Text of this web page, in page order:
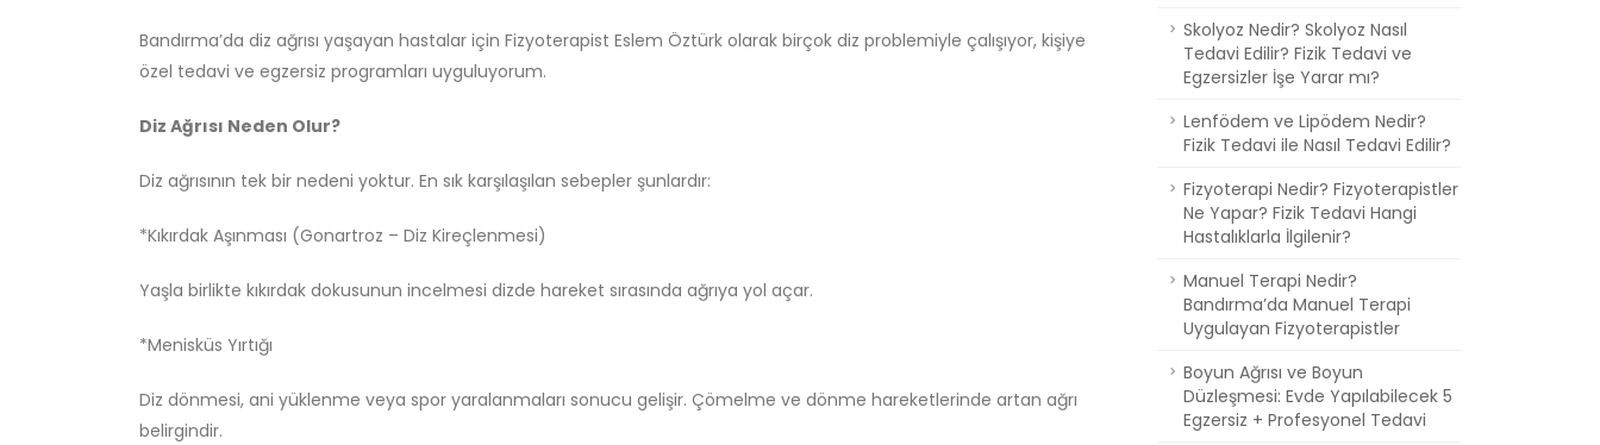
Bandırma’da diz ağrısı yaşayan hastalar için Fizyoterapist Eslem Öztürk olarak birçok diz problemiyle çalışıyor, kişiye
özel tedavi ve egzersiz programları uyguluyorum.
Diz Ağrısı Neden Olur?
Diz ağrısının tek bir nedeni yoktur. En sık karşılaşılan sebepler şunlardır:
*Kıkırdak Aşınması (Gonartroz – Diz Kireçlenmesi)
Yaşla birlikte kıkırdak dokusunun incelmesi dizde hareket sırasında ağrıya yol açar.
*Menisküs Yırtığı
Diz dönmesi, ani yüklenme veya spor yaralanmaları sonucu gelişir. Çömelme ve dönme hareketlerinde artan ağrı
belirgindir.
Skolyoz Nedir? Skolyoz Nasıl
Tedavi Edilir? Fizik Tedavi ve
Egzersizler İşe Yarar mı?
Lenfödem ve Lipödem Nedir?
Fizik Tedavi ile Nasıl Tedavi Edilir?
Fizyoterapi Nedir? Fizyoterapistler
Ne Yapar? Fizik Tedavi Hangi
Hastalıklarla İlgilenir?
Manuel Terapi Nedir?
Bandırma’da Manuel Terapi
Uygulayan Fizyoterapistler
Boyun Ağrısı ve Boyun
Düzleşmesi: Evde Yapılabilecek 5
Egzersiz + Profesyonel Tedavi